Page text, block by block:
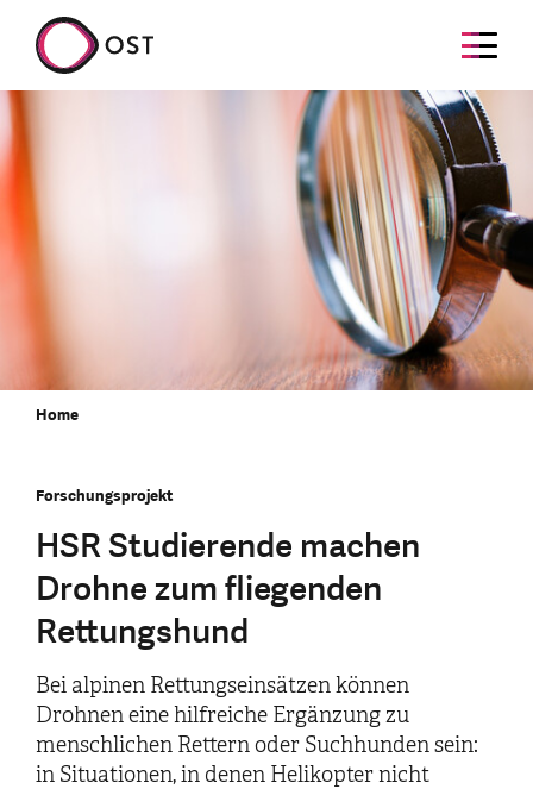
Home
Forschungsprojekt
HSR Studierende machen
Drohne zum fliegenden
Rettungshund
Bei alpinen Rettungseinsätzen können
Drohnen eine hilfreiche Ergänzung zu
menschlichen Rettern oder Suchhunden sein:
in Situationen, in denen Helikopter nicht